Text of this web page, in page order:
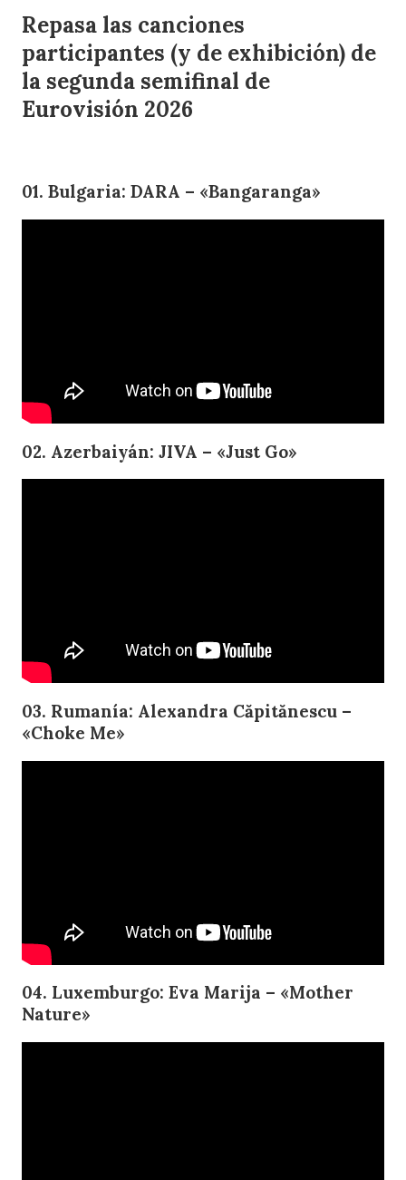
Repasa las canciones
participantes (y de exhibición) de
la segunda semifinal de
Eurovisión 2026
01. Bulgaria: DARA – «Bangaranga»
02. Azerbaiyán: JIVA – «Just Go»
03. Rumanía: Alexandra Căpitănescu –
«Choke Me»
04. Luxemburgo: Eva Marija – «Mother
Nature»